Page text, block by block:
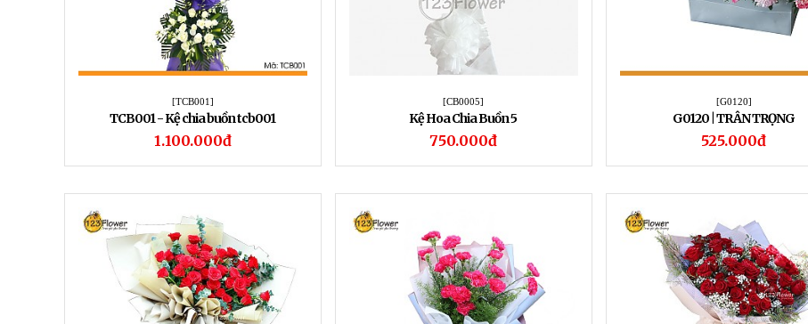
[TCB001]
TCB001 - Kệ chia buồn tcb001
1.100.000đ
[CB0005]
Kệ Hoa Chia Buồn 5
750.000đ
[G0120]
G0120 | TRÂN TRỌNG
525.000đ